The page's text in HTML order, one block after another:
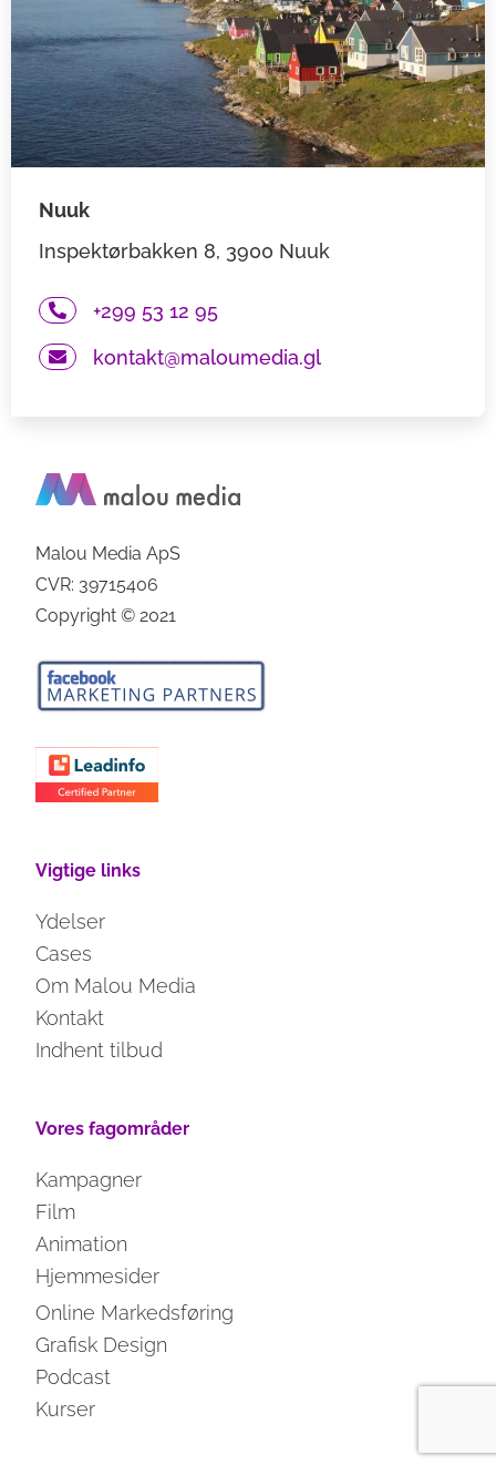
Nuuk
Inspektørbakken 8, 3900 Nuuk
+299 53 12 95
kontakt@maloumedia.gl
Malou Media ApS
CVR: 39715406
Copyright © 2021
Vigtige links
Ydelser
Cases
Om Malou Media
Kontakt
Indhent tilbud
Vores fagområder
Kampagner
Film
Animation
Hjemmesider
Online Markedsføring
Grafisk Design
Podcast
Kurser